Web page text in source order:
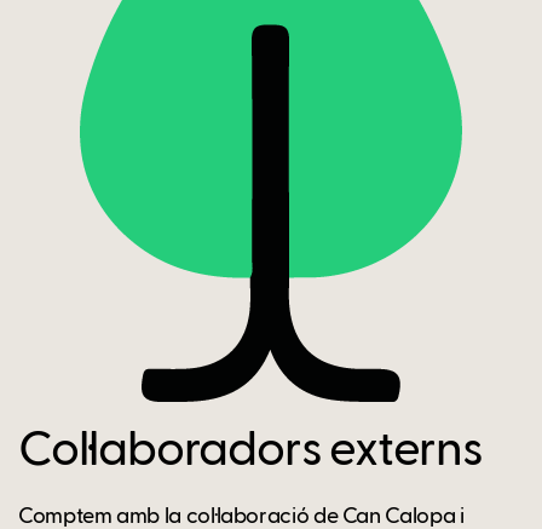
Col·laboradors externs
Comptem amb la col·laboració de Can Calopa i